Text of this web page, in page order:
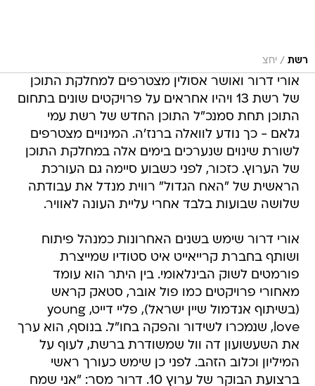
רשת / יחצ
אורי דרור ואושר אסולין מצטרפים למחלקת התוכן
של רשת 13 ויהיו אחראים על פרויקטים שונים בתחום
התוכן תחת סמנכ"ל התוכן החדש של רשת עמי
גלאם - כך נודע לוואלה ברנז'ה. המינויים מצטרפים
לשורת שינוים שנערכים בימים אלה במחלקת התוכן
של הערוץ. כזכור, לפני כשבוע סיימה גם העורכת
הראשית של "האח הגדול" רווית מנדל את עבודתה
שלושה שבועות בלבד אחרי עליית העונה לאוויר.
אורי דרור שימש בשנים האחרונות כמנהל פיתוח
ושותף בחברת קרייאייט איט סטודיו שמייצרת
פורמטים לשוק הבינלאומי. בין היתר הוא עומד
מאחורי פרויקטים כמו פול אובר, סטאק קראש
(בשיתוף אנדמול שיין ישראל), פליי דייט, young
love, שנמכרו לשידור והפקה בחו"ל. בנוסף, הוא ערך
את השעשועון דה וול שמשודרת ברשת, לעוף על
המיליון וכלוב הזהב. לפני כן שימש כעורך ראשי
ברצועת הבוקר של ערוץ 10. דרור מסר: "אני שמח